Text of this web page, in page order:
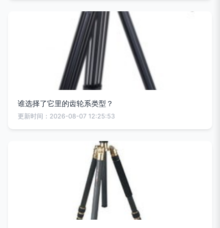
谁选择了它里的齿轮系类型？
更新时间：2026-08-07 12:25:53